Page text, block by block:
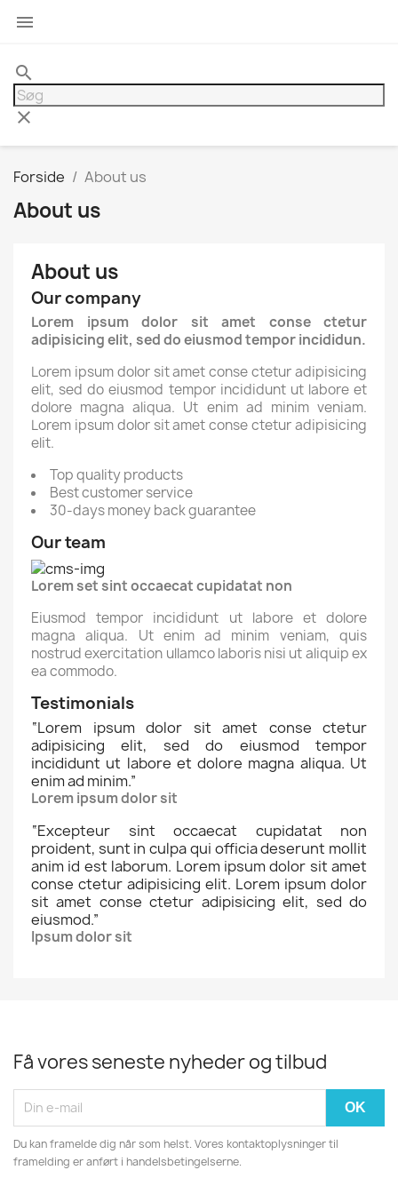

search
clear
Forside About us
About us
About us
Our company
Lorem ipsum dolor sit amet conse ctetur
adipisicing elit, sed do eiusmod tempor incididun.
Lorem ipsum dolor sit amet conse ctetur adipisicing
elit, sed do eiusmod tempor incididunt ut labore et
dolore magna aliqua. Ut enim ad minim veniam.
Lorem ipsum dolor sit amet conse ctetur adipisicing
elit.
Top quality products
Best customer service
30-days money back guarantee
Our team
Lorem set sint occaecat cupidatat non
Eiusmod tempor incididunt ut labore et dolore
magna aliqua. Ut enim ad minim veniam, quis
nostrud exercitation ullamco laboris nisi ut aliquip ex
ea commodo.
Testimonials
“Lorem ipsum dolor sit amet conse ctetur
adipisicing elit, sed do eiusmod tempor
incididunt ut labore et dolore magna aliqua. Ut
enim ad minim.”
Lorem ipsum dolor sit
“Excepteur sint occaecat cupidatat non
proident, sunt in culpa qui officia deserunt mollit
anim id est laborum. Lorem ipsum dolor sit amet
conse ctetur adipisicing elit. Lorem ipsum dolor
sit amet conse ctetur adipisicing elit, sed do
eiusmod.”
Ipsum dolor sit
Få vores seneste nyheder og tilbud
Du kan framelde dig når som helst. Vores kontaktoplysninger til
framelding er anført i handelsbetingelserne.